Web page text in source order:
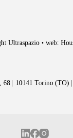
Ultraspazio • web:
| 10141 Torino (TO) |